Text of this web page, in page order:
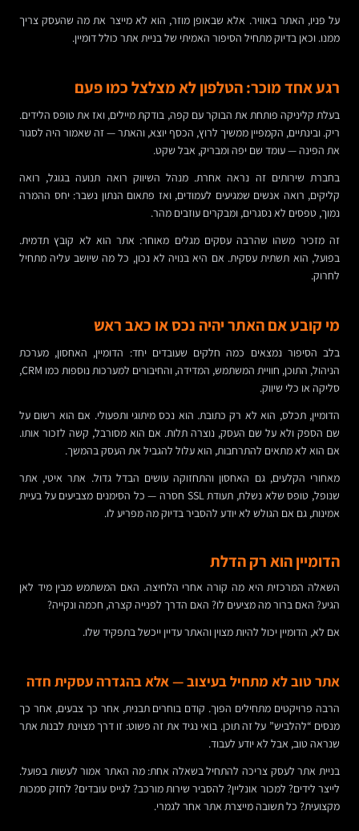
על פניו, האתר באוויר. אלא שבאופן מוזר, הוא לא מייצר את מה שהעסק צריך
ממנו. וכאן בדיוק מתחיל הסיפור האמיתי של בניית אתר כולל דומיין.
רגע אחד מוכר: הטלפון לא מצלצל כמו פעם
בעלת קליניקה פותחת את הבוקר עם קפה, בודקת מיילים, ואז את טופס הלידים.
ריק. ובינתיים, הקמפיין ממשיך לרוץ, הכסף יוצא, והאתר — זה שאמור היה לסגור
את הפינה — עומד שם יפה ומבריק, אבל שקט.
בחברת שירותים זה נראה אחרת. מנהל השיווק רואה תנועה בגוגל, רואה
קליקים, רואה אנשים שמגיעים לעמודים, ואז פתאום הנתון נשבר: יחס ההמרה
נמוך, טפסים לא נסגרים, ומבקרים עוזבים מהר.
זה מזכיר משהו שהרבה עסקים מגלים מאוחר: אתר הוא לא קובץ תדמית.
בפועל, הוא תשתית עסקית. אם היא בנויה לא נכון, כל מה שיושב עליה מתחיל
לחרוק.
מי קובע אם האתר יהיה נכס או כאב ראש
בלב הסיפור נמצאים כמה חלקים שעובדים יחד: הדומיין, האחסון, מערכת
הניהול, התוכן, חוויית המשתמש, המדידה, והחיבורים למערכות נוספות כמו CRM,
סליקה או כלי שיווק.
הדומיין, תכלס, הוא לא רק כתובת. הוא נכס מיתוגי ותפעולי. אם הוא רשום על
שם הספק ולא על שם העסק, נוצרה תלות. אם הוא מסורבל, קשה לזכור אותו.
אם הוא לא מתאים להתרחבות, הוא עלול להגביל את העסק בהמשך.
מאחורי הקלעים, גם האחסון והתחזוקה עושים הבדל גדול. אתר איטי, אתר
שנופל, טופס שלא נשלח, תעודת SSL חסרה — כל הסימנים מצביעים על בעיית
אמינות, גם אם הגולש לא יודע להסביר בדיוק מה מפריע לו.
הדומיין הוא רק הדלת
השאלה המרכזית היא מה קורה אחרי הלחיצה. האם המשתמש מבין מיד לאן
הגיע? האם ברור מה מציעים לו? האם הדרך לפנייה קצרה, חכמה ונקייה?
אם לא, הדומיין יכול להיות מצוין והאתר עדיין ייכשל בתפקיד שלו.
אתר טוב לא מתחיל בעיצוב — אלא בהגדרה עסקית חדה
הרבה פרויקטים מתחילים הפוך. קודם בוחרים תבנית, אחר כך צבעים, אחר כך
מנסים “להלביש” על זה תוכן. בואי נגיד את זה פשוט: זו דרך מצוינת לבנות אתר
שנראה טוב, אבל לא יודע לעבוד.
בניית אתר לעסק צריכה להתחיל בשאלה אחת: מה האתר אמור לעשות בפועל.
לייצר לידים? למכור אונליין? להסביר שירות מורכב? לגייס עובדים? לחזק סמכות
מקצועית? כל תשובה מייצרת אתר אחר לגמרי.